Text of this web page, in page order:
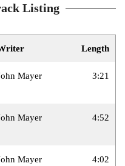
Listing
Length
Mayer 3:21
Mayer 4:52
Mayer 4:02